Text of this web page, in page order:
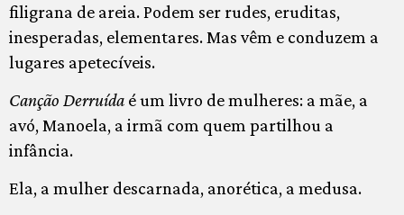
filigrana de areia. Podem ser rudes, eruditas,
inesperadas, elementares. Mas vêm e conduzem a
lugares apetecíveis.
Canção Derruída é um livro de mulheres: a mãe, a
avó, Manoela, a irmã com quem partilhou a
infância.
Ela, a mulher descarnada, anorética, a medusa.